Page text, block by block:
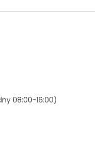
08:00-16:00)